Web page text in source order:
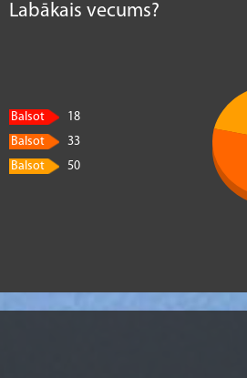
Labākais vecums?
Balsot
18
Balsot
33
Balsot
50